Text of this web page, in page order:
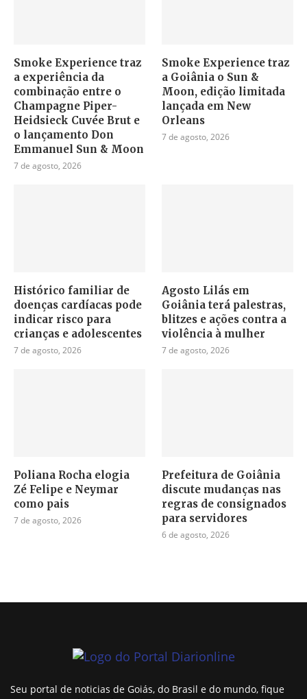
Smoke Experience traz
a experiência da
combinação entre o
Champagne Piper-
Heidsieck Cuvée Brut e
o lançamento Don
Emmanuel Sun & Moon
7 de agosto, 2026
Smoke Experience traz
a Goiânia o Sun &
Moon, edição limitada
lançada em New
Orleans
7 de agosto, 2026
Histórico familiar de
doenças cardíacas pode
indicar risco para
crianças e adolescentes
7 de agosto, 2026
Agosto Lilás em
Goiânia terá palestras,
blitzes e ações contra a
violência à mulher
7 de agosto, 2026
Poliana Rocha elogia
Zé Felipe e Neymar
como pais
7 de agosto, 2026
Prefeitura de Goiânia
discute mudanças nas
regras de consignados
para servidores
6 de agosto, 2026
Seu portal de noticias de Goiás, do Brasil e do mundo, fique